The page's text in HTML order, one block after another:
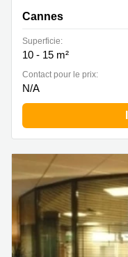
Cannes
Superficie:
10 - 15 m²
Contact pour le prix:
N/A